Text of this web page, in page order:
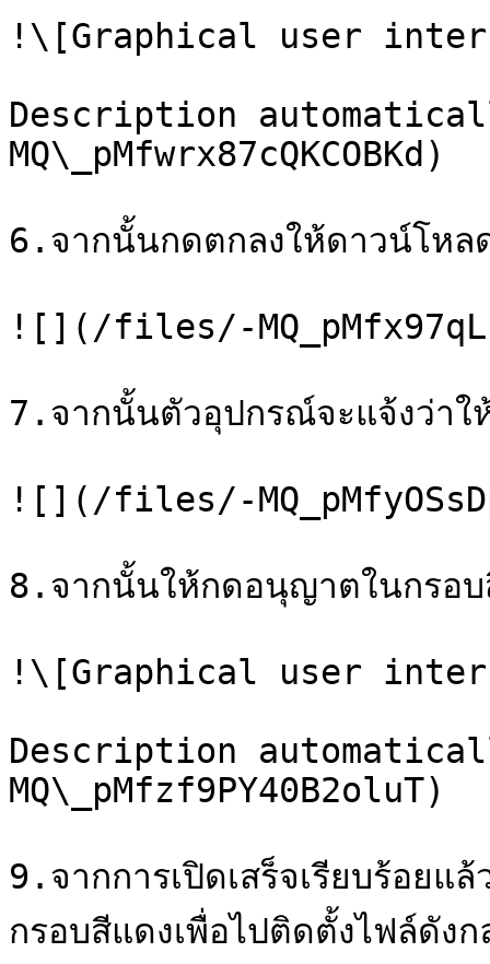
!\[Graphical user
Description
MQ\_pMfwrx87cQKCOBKd)
6.จากนั้นกดตกลงให้ดาวน์โหล
![](/files/-
7.จากนั้นตัวอุปกรณ์จะแจ้งว่าใ
![](/files/-
8.จากนั้นให้กดอนุญาตในกรอบ
!\[Graphical user
Description
MQ\_pMfzf9PY40B2oluT)
9.จากการเปิดเสร็จเรียบร้อยแ
กรอบสีแดงเพื่อไปติดตั้งไฟล์ดังก